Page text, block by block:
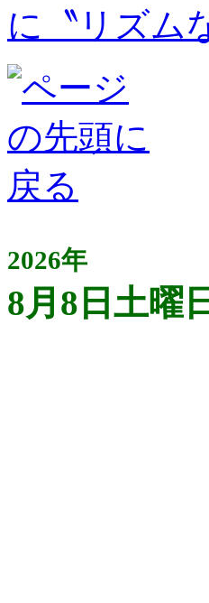
に〝リズム
2026年
8月8日土曜